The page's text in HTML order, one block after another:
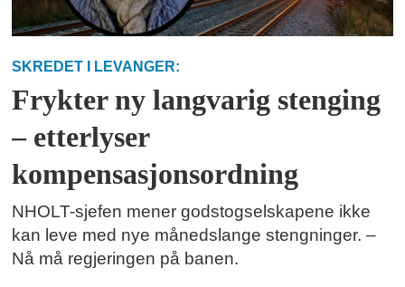
SKREDET I LEVANGER:
Frykter ny langvarig stenging
– etterlyser
kompensasjonsordning
NHOLT-sjefen mener godstogselskapene ikke
kan leve med nye månedslange stengninger. –
Nå må regjeringen på banen.